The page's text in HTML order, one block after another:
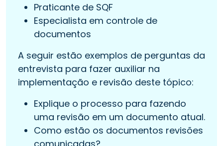
Praticante de SQF
Especialista em controle de
documentos
A seguir estão exemplos de perguntas da
entrevista para fazer auxiliar na
implementação e revisão deste tópico:
Explique o processo para fazendo
uma revisão em um documento atual.
Como estão os documentos revisões